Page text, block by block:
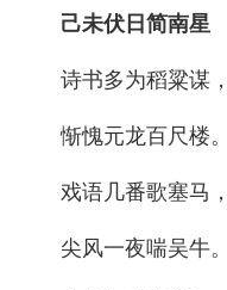
己未伏日简南星
诗书多为稻粱谋，
惭愧元龙百尺楼。
戏语几番歌塞马，
尖风一夜喘吴牛。